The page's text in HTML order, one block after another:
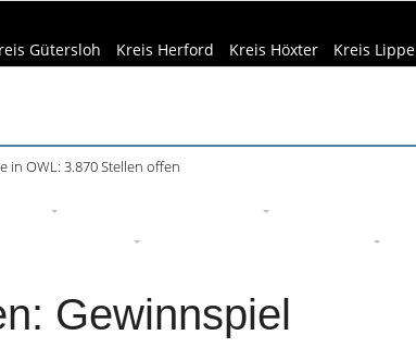
Gütersloh Kreis Herford Kreis Höxter Kreis Lippe
in OWL: 3.870 Stellen offen
Gewinnspiel